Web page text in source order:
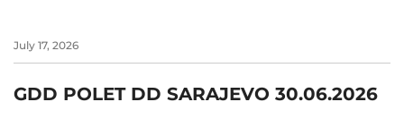
July 17, 2026
GDD POLET DD SARAJEVO 30.06.2026